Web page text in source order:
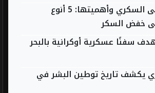
البذور لمرضى السكري وأهميتها: 5 أنوع
خفض السكر
سفنًا عسكرية أوكرانية بالبحر
يكشف تاريخ توطين البشر في